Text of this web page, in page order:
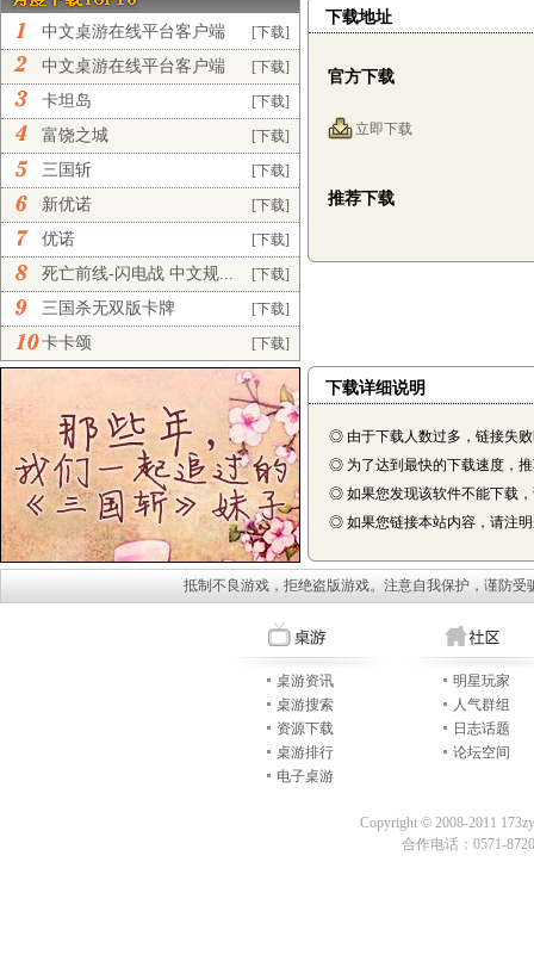
[下载]
中文桌游在线平台客户端
完... [下载]
中文桌游在线平台客户端
正... [下载]
卡坦岛
[下载]
富饶之城
[下载]
三国斩
[下载]
新优诺
[下载]
优诺
[下载]
死亡前线-闪电战 中文规...
[下载]
三国杀无双版卡牌
[下载]
卡卡颂
下载地址
官方下载
立即下载
推荐下载
下载详细说明
◎ 由于下载人数过多，链接失
◎ 为了达到最快的下载速度，
◎ 如果您发现该软件不能下载
◎ 如果您链接本站内容，请注明
抵制不良游戏，拒绝盗版游戏。注意自我保护，谨防
桌游资讯
桌游搜索
资源下载
桌游排行
电子桌游
明星玩家
人气群组
日志话题
论坛空间
Copyright © 2008-2011
合作电话：0571-